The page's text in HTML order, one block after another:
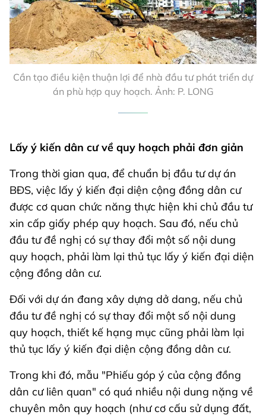
Cần tạo điều kiện thuận lợi để nhà đầu tư phát triển dự
án phù hợp quy hoạch. Ảnh: P. LONG
Lấy ý kiến dân cư về quy hoạch phải đơn giản
Trong thời gian qua, để chuẩn bị đầu tư dự án
BĐS, việc lấy ý kiến đại diện cộng đồng dân cư
được cơ quan chức năng thực hiện khi chủ đầu tư
xin cấp giấy phép quy hoạch. Sau đó, nếu chủ
đầu tư đề nghị có sự thay đổi một số nội dung
quy hoạch, phải làm lại thủ tục lấy ý kiến đại diện
cộng đồng dân cư.
Đối với dự án đang xây dựng dở dang, nếu chủ
đầu tư đề nghị có sự thay đổi một số nội dung
quy hoạch, thiết kế hạng mục cũng phải làm lại
thủ tục lấy ý kiến đại diện cộng đồng dân cư.
Trong khi đó, mẫu "Phiếu góp ý của cộng đồng
dân cư liên quan" có quá nhiều nội dung nặng về
chuyên môn quy hoạch (như cơ cấu sử dụng đất,